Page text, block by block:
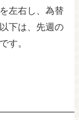
左右し、為替
下は、先週の
す。